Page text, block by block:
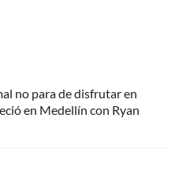
no para de disfrutar en
en Medellín con Ryan